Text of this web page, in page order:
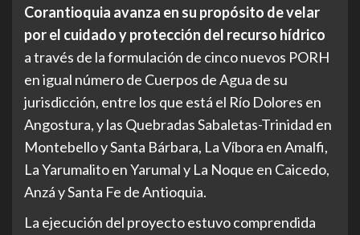
Corantioquia avanza en su propósito de velar
por el cuidado y protección del recurso hídrico
a través de la formulación de cinco nuevos PORH
en igual número de Cuerpos de Agua de su
jurisdicción, entre los que está el Río Dolores en
Angostura, y las Quebradas Sabaletas-Trinidad en
Montebello y Santa Bárbara, La Víbora en Amalfi,
La Yarumalito en Yarumal y La Noque en Caicedo,
Anzá y Santa Fe de Antioquia.
La ejecución del proyecto estuvo comprendida